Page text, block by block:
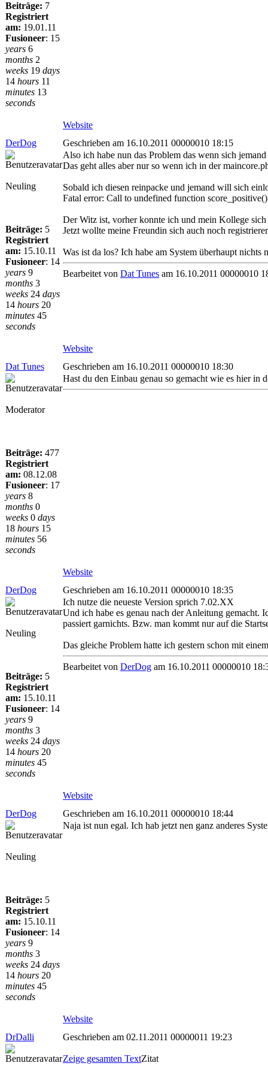
Beiträge: 7
Registriert
am: 19.01.11
Fusioneer: 15
years 6
months 2
weeks 19 days
14 hours 11
minutes 13
seconds
Website
DerDog
Geschrieben am 16.10.2011 00000010 18:15
Neuling
Beiträge: 5
Registriert
am: 15.10.11
Fusioneer: 14
years 9
months 3
weeks 24 days
14 hours 20
minutes 45
seconds
Also ich habe nun das Problem das wenn sich
Das geht alles aber nur so wenn ich in der
Sobald ich diesen reinpacke und jemand will sich
Fatal error: Call to undefined function
Der Witz ist, vorher konnte ich und mein Kollege
Jetzt wollte meine Freundin sich auch noch
Was ist da los? Ich habe am System überhaupt
Bearbeitet von Dat Tunes am 16.10.2011 00000010
Website
Dat Tunes
Geschrieben am 16.10.2011 00000010 18:30
Moderator
Beiträge: 477
Registriert
am: 08.12.08
Fusioneer: 17
years 8
months 0
weeks 0 days
18 hours 15
minutes 56
seconds
Hast du den Einbau genau so gemacht wie es hier in
Website
DerDog
Geschrieben am 16.10.2011 00000010 18:35
Neuling
Beiträge: 5
Registriert
am: 15.10.11
Fusioneer: 14
years 9
months 3
weeks 24 days
14 hours 20
minutes 45
seconds
Ich nutze die neueste Version sprich 7.02.XX
Und ich habe es genau nach der Anleitung
passiert garnichts. Bzw. man kommt nur auf die
Das gleiche Problem hatte ich gestern schon mit
Bearbeitet von DerDog am 16.10.2011 00000010
Website
DerDog
Geschrieben am 16.10.2011 00000010 18:44
Neuling
Beiträge: 5
Registriert
am: 15.10.11
Fusioneer: 14
years 9
months 3
weeks 24 days
14 hours 20
minutes 45
seconds
Naja ist nun egal. Ich hab jetzt nen ganz anderes
Website
DrDalli
Geschrieben am 02.11.2011 00000011 19:23
Zeige gesamten TextZitat